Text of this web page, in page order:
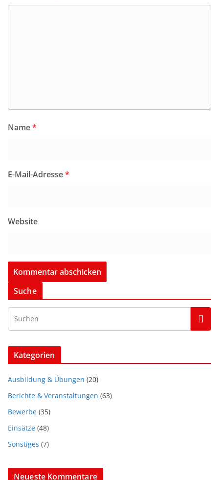
Name*
E-Mail-Adresse*
Website
Suche
Kategorien
Ausbildung & Übungen (20)
Berichte & Veranstaltungen (63)
Bewerbe (35)
Einsätze (48)
Sonstiges (7)
Neueste Kommentare